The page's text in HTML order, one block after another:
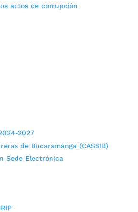
actos de corrupción
2027
de Bucaramanga (CASSIB)
Sede Electrónica